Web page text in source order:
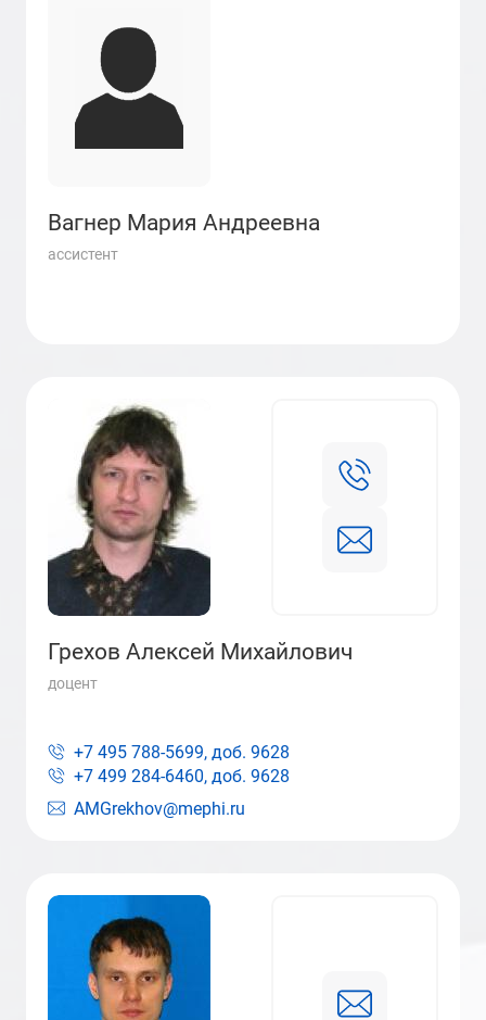
Вагнер Мария Андреевна
ассистент
Грехов Алексей Михайлович
доцент
AMGrekhov@mephi.ru
+7 495 788-5699, доб. 9628
+7 499 284-6460, доб. 9628